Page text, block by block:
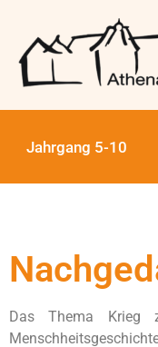
Jahrgang 5-10
Das Thema Krieg